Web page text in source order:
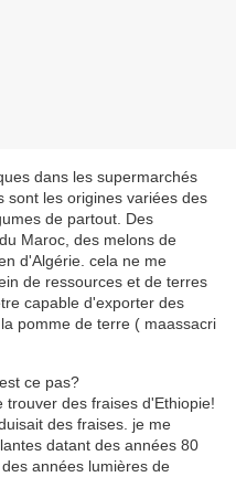
dans les supermarchés
sont les origines variées des
de partout. Des
Maroc, des melons de
d'Algérie. cela ne me
de ressources et de terres
capable d'exporter des
pomme de terre ( maassacri
ce pas?
des fraises d'Ethiopie!
des fraises. je me
datant des années 80
années lumières de